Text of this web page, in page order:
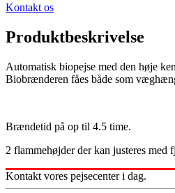
Kontakt os
Produktbeskrivelse
Automatisk biopejse med den høje
Biobrænderen fåes både som
Brændetid på op til 4.5 time.
2 flammehøjder der kan justeres med
Kontakt vores pejsecenter i dag.